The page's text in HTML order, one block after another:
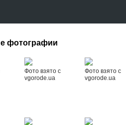
фотографии
Фото взято с
vgorode.ua
Фото взято с
vgorode.ua